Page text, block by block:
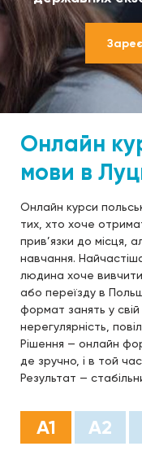
Онлайн
мови в
Онлайн курси
тих, хто хоче
прив’язки до місця,
навчання.
людина хоче
або переїзду в
формат занять у свій
нерегулярність,
Рішення — онлайн
де зручно, і в той
Результат —
А1 А2